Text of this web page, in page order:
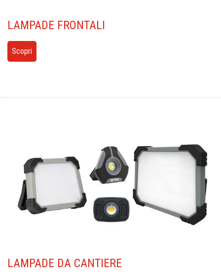
LAMPADE FRONTALI
Scopri
LAMPADE DA CANTIERE